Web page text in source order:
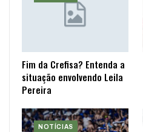
Fim da Crefisa? Entenda a
situação envolvendo Leila
Pereira
NOTÍCIAS